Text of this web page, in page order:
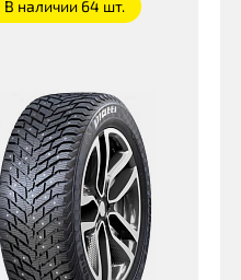
В наличии 64 шт.